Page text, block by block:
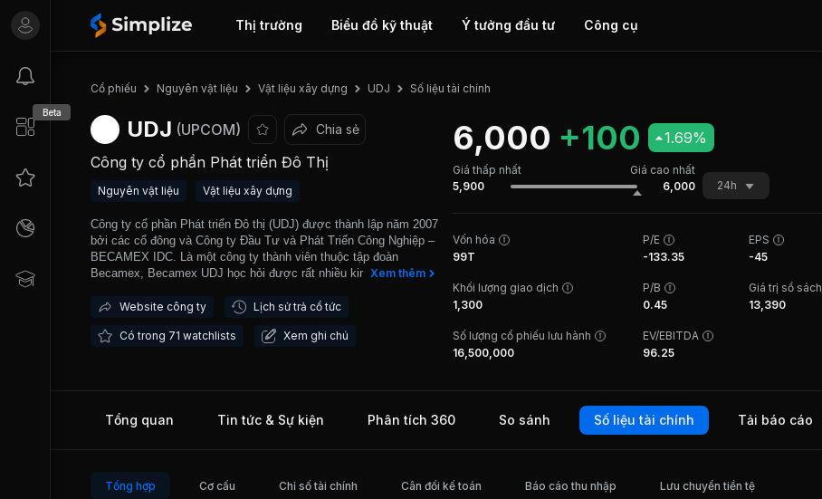
Thị trường Biểu đồ kỹ thuật Ý tưởng đầu tư Công cụ
Beta
Cổ phiếu Nguyên vật liệu Vật liệu xây dựng UDJ Số liệu tài chính
UDJ (UPCOM) Chia sẻ
Công ty cổ phần Phát triển Đô Thị
Nguyên vật liệu Vật liệu xây dựng
Công ty cổ phần Phát triển Đô thị (UDJ) được thành lập năm 2007
bởi các cổ đông và Công ty Đầu Tư và Phát Triển Công Nghiệp –
BECAMEX IDC. Là một công ty thành viên thuộc tập đoàn
Becamex, Becamex UDJ học hỏi được rất nhiều kinh nghiệm từ
tại Bình Dương. Với những kinh nghiệm có được cùng sự hỗ trợ
Becamex UDJ đã đứng vững và ngày một phát triển lớn mạnh
Dương. Một số dự án tiêu biểu mà công ty đã và đang tham gia
4.800m2; Dự án nhà phố liên kế cao cấp GREEN PEARL - TP
- Vốn đầu tư 1.050 tỷ đồng; Dự án khu biệt thự Lakeview - TP
cao cấp -Vốn đầu tư 1.000 tỷ đồng... Ngày 2/12/2009, UDJ chính
Xem thêm
Website công ty Lịch sử trả cổ tức
Có trong 71 watchlists Xem ghi chú
6,000 +100 1.69%
Giá thấp nhất
Giá cao nhất
5,900
6,000 24h
Vốn hóa
99T
P/E
-133.35
EPS
-45
Khối lượng giao dịch
1,300
P/B
0.45
Giá trị sổ sách
13,390
Số lượng cổ phiếu lưu hành
16,500,000
EV/EBITDA
96.25
Tổng quan Tin tức & Sự kiện Phân tích 360 So sánh Số liệu tài chính Tải báo cáo
Tổng hợp Cơ cấu Chỉ số tài chính Cân đối kế toán Báo cáo thu nhập Lưu chuyển tiền tệ